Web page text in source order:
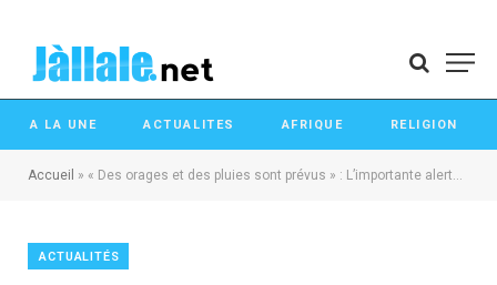
A LA UNE ACTUALITES AFRIQUE RELIGION
Accueil » « Des orages et des pluies sont prévus » : L’importante alerte de l’Anacim
ACTUALITÉS